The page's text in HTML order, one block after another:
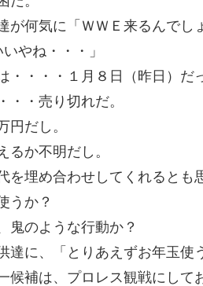
が何気に「ＷＷＥ来るんでし
やね・・・」
・・・・１月８日（昨日）だ
・・売り切れだ。
円だし。
るか不明だし。
を埋め合わせしてくれるとも
うか？
鬼のような行動か？
達に、「とりあえずお年玉使
候補は、プロレス観戦にして